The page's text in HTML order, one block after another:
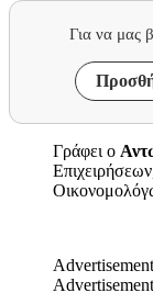
Για να μας
Γράφει ο
Advertisement
Advertisement